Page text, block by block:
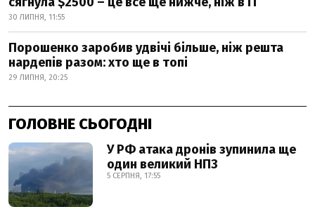
30 ЛИПНЯ, 11:55
Порошенко заробив удвічі більше, ніж решта
нардепів разом: хто ще в топі
29 ЛИПНЯ, 20:25
ГОЛОВНЕ СЬОГОДНІ
У РФ атака дронів зупинила ще
один великий НПЗ
5 СЕРПНЯ, 17:55